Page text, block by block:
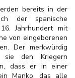
bereits in der
der spanische
Jahrhundert mit
von eingeborenen
Der merkwürdig
sie den Kriegern
dass er in einer
Manko, das alle